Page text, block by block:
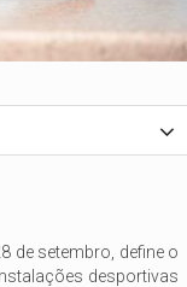
de setembro, define o
desportivas